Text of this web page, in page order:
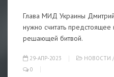
Глава МИД Украины
нужно считать предстоящее
решающей битвой.
29-АПР-2023 НОВОСТИ /
0